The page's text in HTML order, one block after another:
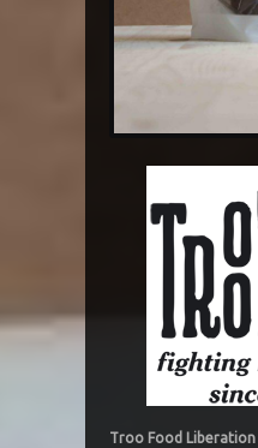
Troo Food Liberation